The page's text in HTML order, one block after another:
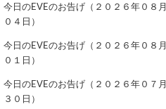
今日のEVEのお告げ（２０２６年０８月
０４日）
今日のEVEのお告げ（２０２６年０８月
０１日）
今日のEVEのお告げ（２０２６年０７月
３０日）